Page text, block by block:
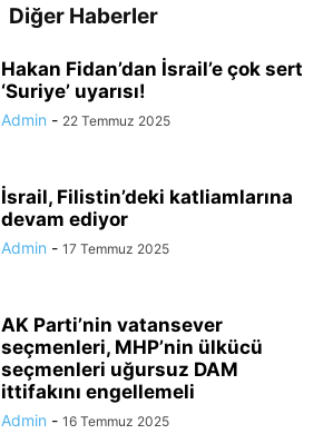
Diğer Haberler
Hakan Fidan’dan İsrail’e çok sert
‘Suriye’ uyarısı!
Admin - 22 Temmuz 2025
İsrail, Filistin’deki katliamlarına
devam ediyor
Admin - 17 Temmuz 2025
AK Parti’nin vatansever
seçmenleri, MHP’nin ülkücü
seçmenleri uğursuz DAM
ittifakını engellemeli
Admin - 16 Temmuz 2025